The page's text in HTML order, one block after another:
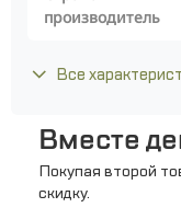
производитель
Все
Вместе
Покупая второй
скидку.